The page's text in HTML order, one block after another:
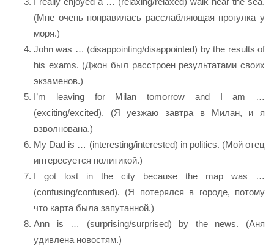
(Мне очень понравилась расслабляющая прогулка у
моря.)
John was … (disappointing/disappointed) by the results of
his exams. (Джон был расстроен результатами своих
экзаменов.)
I’m leaving for Milan tomorrow and I am …
(exсiting/excited). (Я уезжаю завтра в Милан, и я
взволнована.)
My Dad is … (interesting/interested) in politics. (Мой отец
интересуется политикой.)
I got lost in the city because the map was …
(confusing/confused). (Я потерялся в городе, потому
что карта была запутанной.)
Ann is … (surprising/surprised) by the news. (Аня
удивлена новостям.)